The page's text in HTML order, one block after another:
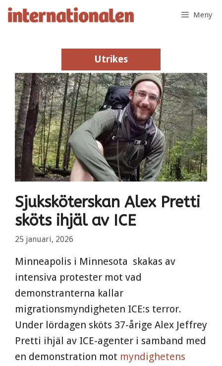
Hoppa
Meny
Utrikes
Utrikes
Sjuksköterskan Alex Pretti
sköts ihjäl av ICE
25 januari, 2026
Minneapolis i Minnesota skakas av
intensiva protester mot vad
demonstranterna kallar
migrationsmyndigheten ICE:s terror.
Under lördagen sköts 37-årige Alex Jeffrey
Pretti ihjäl av ICE-agenter i samband med
en demonstration mot myndighetens